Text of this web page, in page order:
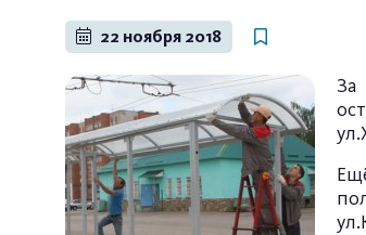
22 ноября 2018
За